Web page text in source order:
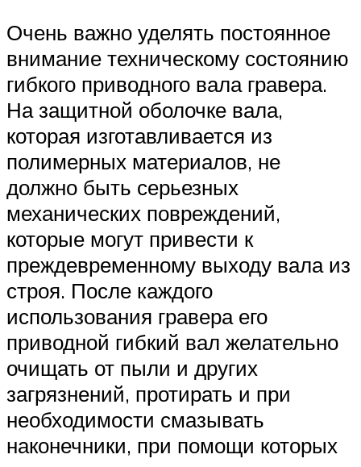
Очень важно уделять постоянное
внимание техническому состоянию
гибкого приводного вала гравера.
На защитной оболочке вала,
которая изготавливается из
полимерных материалов, не
должно быть серьезных
механических повреждений,
которые могут привести к
преждевременному выходу вала из
строя. После каждого
использования гравера его
приводной гибкий вал желательно
очищать от пыли и других
загрязнений, протирать и при
необходимости смазывать
наконечники, при помощи которых